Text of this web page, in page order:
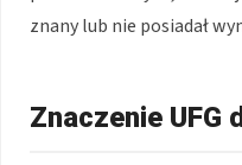
znany lub nie posiadał
Znaczenie UFG